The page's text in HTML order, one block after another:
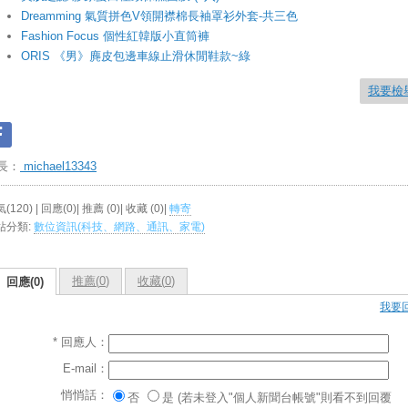
Dreamming 氣質拼色V領開襟棉長袖罩衫外套-共三色
Fashion Focus 個性紅韓版小直筒褲
ORIS 《男》麂皮包邊車線止滑休閒鞋款~綠
我要檢
： michael13343
(120) | 回應(0)| 推薦 (0)| 收藏 (0)| 轉寄
分類: 數位資訊(科技、網路、通訊、家電)
回應(0) 推薦(0) 收藏(0)
我要
* 回應人：
E-mail：
悄悄話：
否
是 (若未登入"個人新聞台帳號"則看不到回覆